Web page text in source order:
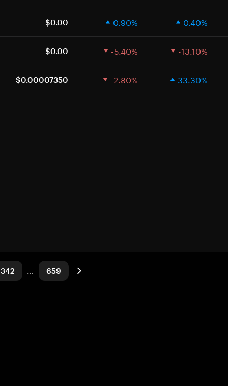
$0.00 0.90% 0.40%
$0.00 -5.40% -13.10%
$0.00007350 -2.80% 33.30%
342 … 659